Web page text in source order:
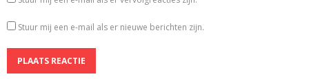
Stuur mij een e-mail als er nieuwe berichten zijn.